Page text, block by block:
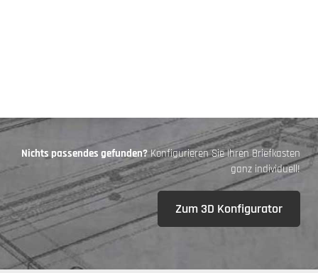
Nichts passendes gefunden?Konfigurieren Sie Ihren Briefkasten
ganz individuell!
Zum 3D Konfigurator